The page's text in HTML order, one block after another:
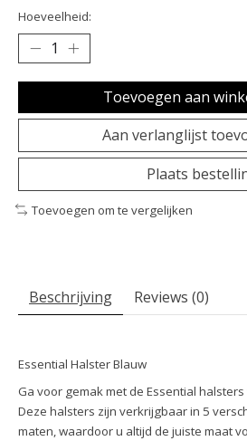
Hoeveelheid:
Toevoegen aan
Aan verlanglijst
Plaats
Toevoegen om te vergelijken
Beschrijving Reviews (0)
Essential Halster Blauw
Ga voor gemak met de Essential
Deze halsters zijn verkrijgbaar in 5
maten, waardoor u altijd de juiste maat